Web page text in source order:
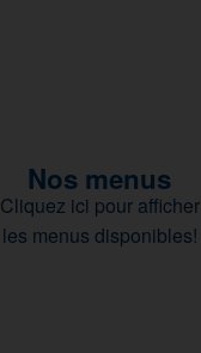
Nos menus
Cliquez ici pour afficher
les menus disponibles!